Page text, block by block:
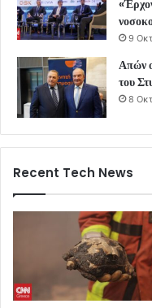
9
Απών
του
8
Recent Tech News